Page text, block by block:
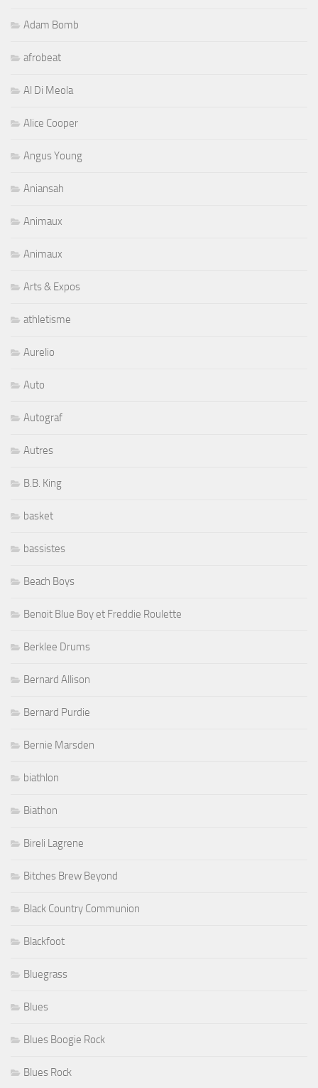
Adam Bomb
afrobeat
Al Di Meola
Alice Cooper
Angus Young
Aniansah
Animaux
Animaux
Arts & Expos
athletisme
Aurelio
Auto
Autograf
Autres
B.B. King
basket
bassistes
Beach Boys
Benoit Blue Boy et Freddie Roulette
Berklee Drums
Bernard Allison
Bernard Purdie
Bernie Marsden
biathlon
Biathon
Bireli Lagrene
Bitches Brew Beyond
Black Country Communion
Blackfoot
Bluegrass
Blues
Blues Boogie Rock
Blues Rock